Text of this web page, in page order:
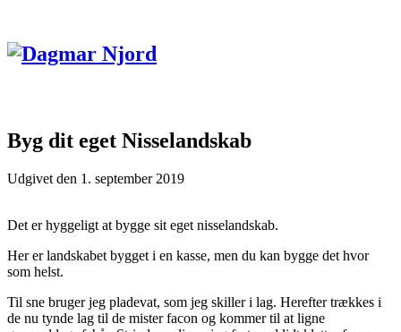
Byg dit eget Nisselandskab
Udgivet den 1. september 2019
Det er hyggeligt at bygge sit eget nisselandskab.
Her er landskabet bygget i en kasse, men du kan bygge det hvor
som helst.
Til sne bruger jeg pladevat, som jeg skiller i lag. Herefter trækkes i
de nu tynde lag til de mister facon og kommer til at ligne